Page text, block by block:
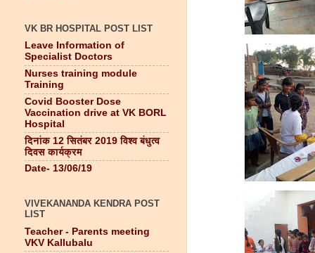
VK BR HOSPITAL POST LIST
Leave Information of
Specialist Doctors
Nurses training module
Training
Covid Booster Dose
Vaccination drive at VK BORL
Hospital
दिनांक 12 सितंबर 2019 विश्व बंधुत्व
दिवस कार्यक्रम
Date- 13/06/19
VIVEKANANDA KENDRA POST
LIST
Teacher - Parents meeting
VKV Kallubalu